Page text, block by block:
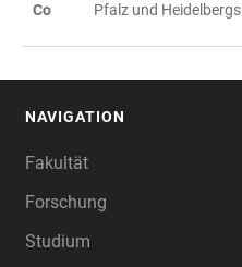
Co
Pfalz und Heidelbergs
NAVIGATION
Fakultät
Forschung
Studium